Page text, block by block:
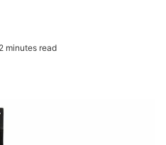
2 minutes read